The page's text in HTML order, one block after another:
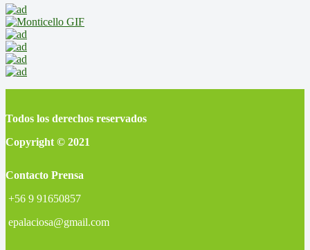
Todos los derechos reservados
Copyright © 2021
Contacto Prensa
+56 9 91650857
epalaciosa@gmail.com